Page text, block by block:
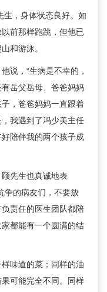
生，身体状态良好。如
前那样跑跳，但他已
和游泳。
说，“生病是不幸的，
岳父岳母、爸爸妈妈
，爸爸妈妈一直跟着
我遇到了冯少美主任
陪伴我的两个孩子成
先生也真诚地表
争的病友们，不要放
责任的医生团队都陪
都能有一个圆满的结
味道的菜；同样的油
可能完全不同。同样